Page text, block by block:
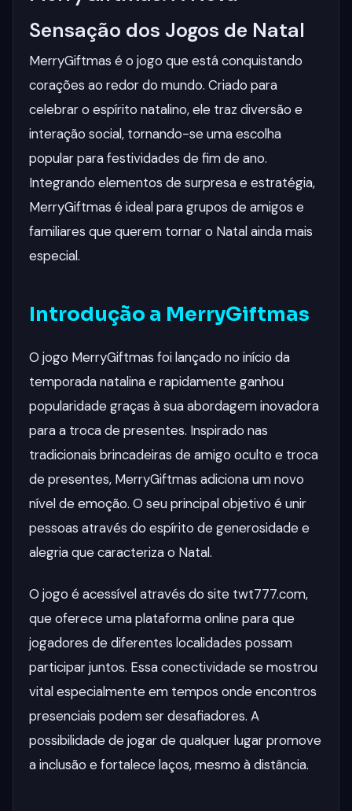
Sensação dos Jogos de Natal
MerryGiftmas é o jogo que está conquistando
corações ao redor do mundo. Criado para
celebrar o espírito natalino, ele traz diversão e
interação social, tornando-se uma escolha
popular para festividades de fim de ano.
Integrando elementos de surpresa e estratégia,
MerryGiftmas é ideal para grupos de amigos e
familiares que querem tornar o Natal ainda mais
especial.
Introdução a MerryGiftmas
O jogo MerryGiftmas foi lançado no início da
temporada natalina e rapidamente ganhou
popularidade graças à sua abordagem inovadora
para a troca de presentes. Inspirado nas
tradicionais brincadeiras de amigo oculto e troca
de presentes, MerryGiftmas adiciona um novo
nível de emoção. O seu principal objetivo é unir
pessoas através do espírito de generosidade e
alegria que caracteriza o Natal.
O jogo é acessível através do site twt777.com,
que oferece uma plataforma online para que
jogadores de diferentes localidades possam
participar juntos. Essa conectividade se mostrou
vital especialmente em tempos onde encontros
presenciais podem ser desafiadores. A
possibilidade de jogar de qualquer lugar promove
a inclusão e fortalece laços, mesmo à distância.